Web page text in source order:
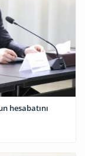
hesabatını